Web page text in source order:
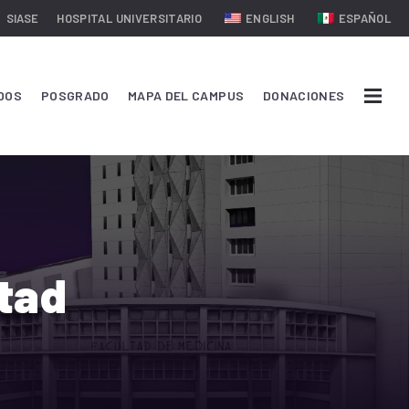
SIASE HOSPITAL UNIVERSITARIO ENGLISH ESPAÑOL
POSGRADO MAPA DEL CAMPUS DONACIONES